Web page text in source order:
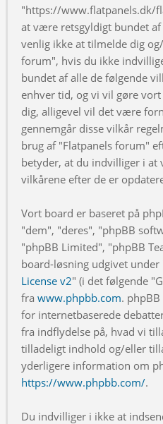
"https://www.flatpanels.dk/
at være retsgyldigt bundet
venlig ikke at tilmelde dig
forum", hvis du ikke
bundet af alle de følgende
enhver tid, og vi vil gøre
dig, alligevel vil det være
gennemgår disse vilkår
brug af "Flatpanels forum"
betyder, at du indvilliger i
vilkårene efter de er
Vort board er baseret på
"dem", "deres", "phpBB
"phpBB Limited", "phpBB
board-løsning udgivet under
License v2" (i det følgende
fra www.phpbb.com.
for internetbaserede
fra indflydelse på, hvad vi
tilladeligt indhold og/eller
yderligere information om
https://www.phpbb.com/.
Du indvilliger i ikke at